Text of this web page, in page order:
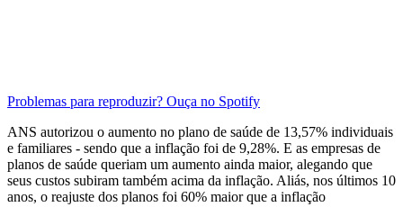
Problemas para reproduzir? Ouça no Spotify
ANS autorizou o aumento no plano de saúde de 13,57% individuais
e familiares - sendo que a inflação foi de 9,28%. E as empresas de
planos de saúde queriam um aumento ainda maior, alegando que
seus custos subiram também acima da inflação. Aliás, nos últimos 10
anos, o reajuste dos planos foi 60% maior que a inflação